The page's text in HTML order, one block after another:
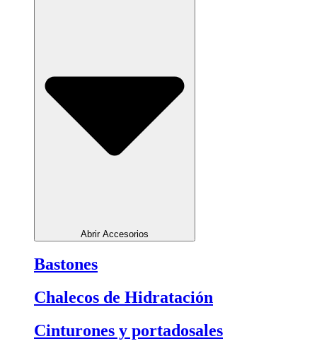
Abrir Accesorios
Bastones
Chalecos de Hidratación
Cinturones y portadosales